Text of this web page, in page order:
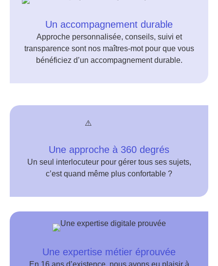
Un accompagnement durable
Approche personnalisée, conseils, suivi et
transparence sont nos maîtres-mot pour que vous
bénéficiez d’un accompagnement durable.
Une approche à 360 degrés
Un seul interlocuteur pour gérer tous ses sujets,
c’est quand même plus confortable ?
Une expertise métier éprouvée